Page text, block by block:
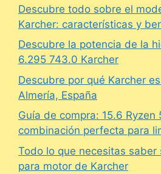
Descubre todo sobre el
Karcher: características y
Descubre la potencia de la
6.295 743.0 Karcher
Descubre por qué Karcher
Almería, España
Guía de compra: 15.6 Ryzen
combinación perfecta para
Todo lo que necesitas saber
para motor de Karcher